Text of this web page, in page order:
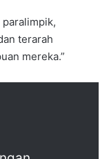
terarah
mereka.”